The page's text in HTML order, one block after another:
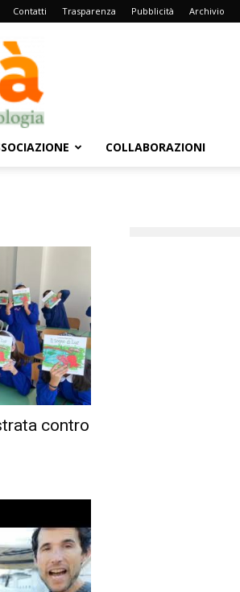
Contatti Trasparenza Pubblicità Archivio
COLLABORAZIONI
contro